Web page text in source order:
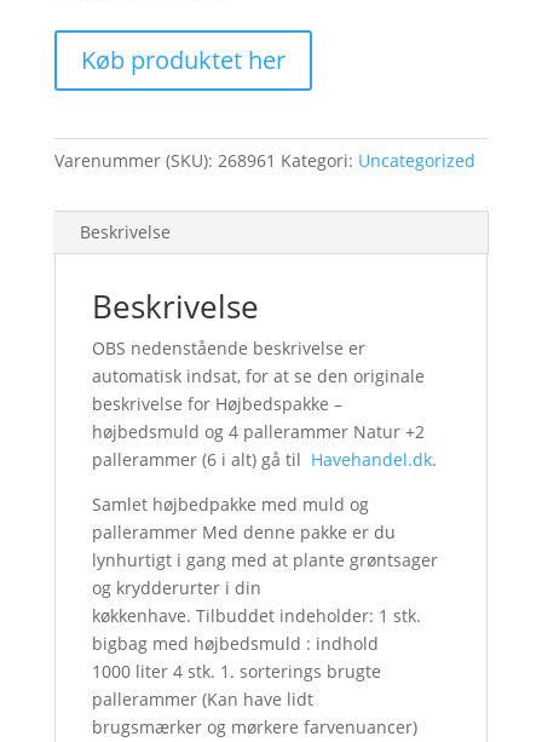
Køb produktet her
Varenummer (SKU): 268961 Kategori: Uncategorized
Beskrivelse
Beskrivelse
OBS nedenstående beskrivelse er
automatisk indsat, for at se den originale
beskrivelse for Højbedspakke –
højbedsmuld og 4 pallerammer Natur +2
pallerammer (6 i alt) gå til Havehandel.dk.
Samlet højbedpakke med muld og
pallerammer Med denne pakke er du
lynhurtigt i gang med at plante grøntsager
og krydderurter i din
køkkenhave. Tilbuddet indeholder: 1 stk.
bigbag med højbedsmuld : indhold
1000 liter 4 stk. 1. sorterings brugte
pallerammer (Kan have lidt
brugsmærker og mørkere farvenuancer)